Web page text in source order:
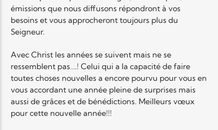
Elyon Rhema
Elyon Hits
émissions que nous diffusons répondront à vos
besoins et vous approcheront toujours plus du
Seigneur.
Avec Christ les années se suivent mais ne se
ressemblent pas….! Celui qui a la capacité de faire
toutes choses nouvelles a encore pourvu pour vous en
vous accordant une année pleine de surprises mais
aussi de grâces et de bénédictions. Meilleurs vœux
pour cette nouvelle année!!!